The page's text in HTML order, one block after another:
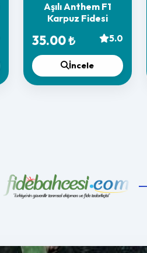
Aşılı Anthem F1
Karpuz Fidesi
35.00 ₺ 5.0
İncele